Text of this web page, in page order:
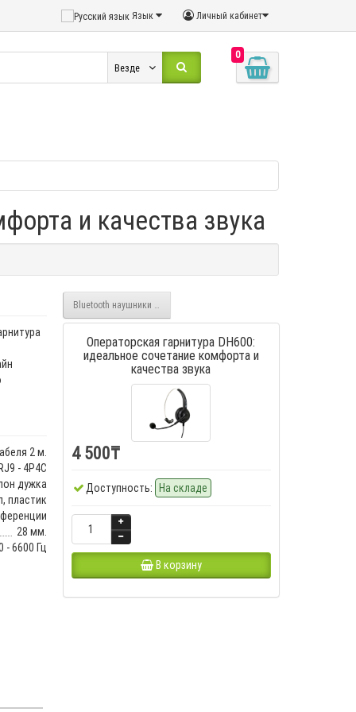
Личный кабинет
Язык
0
Везде
и качества звука
2 м.
- 4P4C
дужка
пластик
28 мм.
6600 Гц
Bluetooth наушники MDR-XB450BT
Операторская гарнитура DH600:
идеальное сочетание комфорта и
качества звука
4 500₸
Доступность: На складе
В корзину